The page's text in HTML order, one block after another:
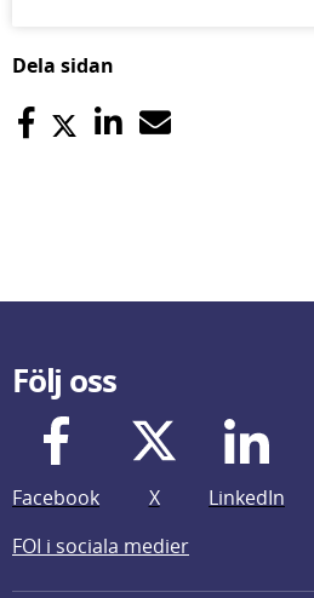
Dela sidan
Följ oss
Facebook X LinkedIn
FOI i sociala medier